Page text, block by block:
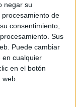
negar su
de
consentimiento,
Sus
Puede cambiar
en cualquier
en el botón
web.